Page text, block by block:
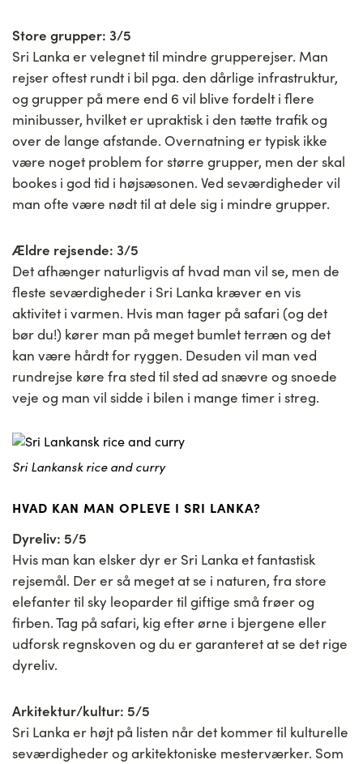
Store grupper: 3/5
Sri Lanka er velegnet til mindre grupperejser. Man
rejser oftest rundt i bil pga. den dårlige infrastruktur,
og grupper på mere end 6 vil blive fordelt i flere
minibusser, hvilket er upraktisk i den tætte trafik og
over de lange afstande. Overnatning er typisk ikke
være noget problem for større grupper, men der skal
bookes i god tid i højsæsonen. Ved seværdigheder vil
man ofte være nødt til at dele sig i mindre grupper.
Ældre rejsende: 3/5
Det afhænger naturligvis af hvad man vil se, men de
fleste seværdigheder i Sri Lanka kræver en vis
aktivitet i varmen. Hvis man tager på safari (og det
bør du!) kører man på meget bumlet terræn og det
kan være hårdt for ryggen. Desuden vil man ved
rundrejse køre fra sted til sted ad snævre og snoede
veje og man vil sidde i bilen i mange timer i streg.
Sri Lankansk rice and curry
HVAD KAN MAN OPLEVE I SRI LANKA?
Dyreliv: 5/5
Hvis man kan elsker dyr er Sri Lanka et fantastisk
rejsemål. Der er så meget at se i naturen, fra store
elefanter til sky leoparder til giftige små frøer og
firben. Tag på safari, kig efter ørne i bjergene eller
udforsk regnskoven og du er garanteret at se det rige
dyreliv.
Arkitektur/kultur: 5/5
Sri Lanka er højt på listen når det kommer til kulturelle
seværdigheder og arkitektoniske mesterværker. Som